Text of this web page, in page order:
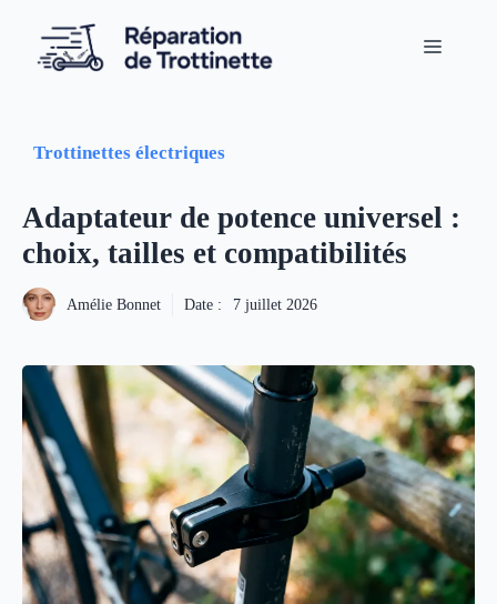
contenu
Menu
Trottinettes électriques
Adaptateur de potence universel :
choix, tailles et compatibilités
Amélie Bonnet Date : 7 juillet 2026